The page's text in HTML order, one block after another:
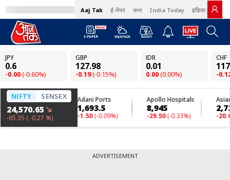
Aaj Tak ई-पेपर বাংলা India Today इंडिया टुडे हिंदी
ADVERTISEMENT